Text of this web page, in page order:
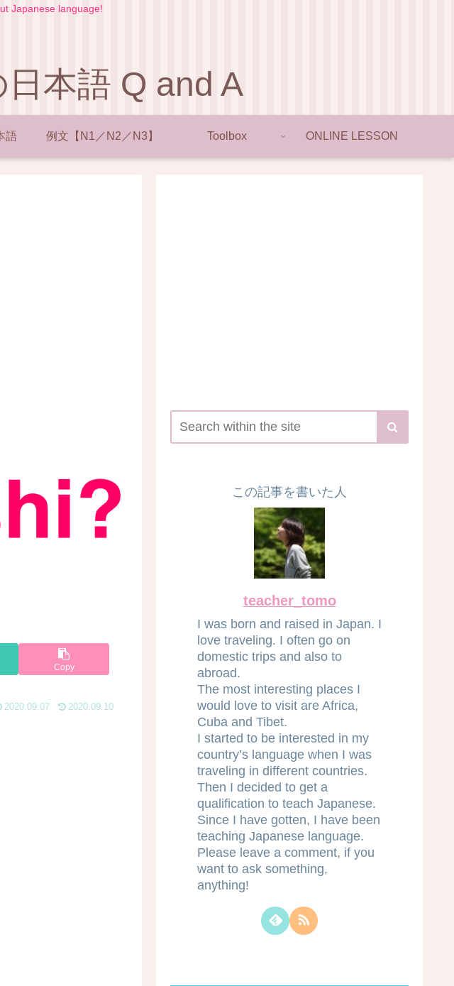
Japanese language!
本語 Q and A
語 例文【N1／N2／N3】 Toolbox ONLINE LESSON
Copy
2020.09.07 2020.09.10
この記事を書いた人
teacher_tomo
I was born and raised in Japan. I
love traveling. I often go on
domestic trips and also to
abroad.
The most interesting places I
would love to visit are Africa,
Cuba and Tibet.
I started to be interested in my
country’s language when I was
traveling in different countries.
Then I decided to get a
qualification to teach Japanese.
Since I have gotten, I have been
teaching Japanese language.
Please leave a comment, if you
want to ask something,
anything!